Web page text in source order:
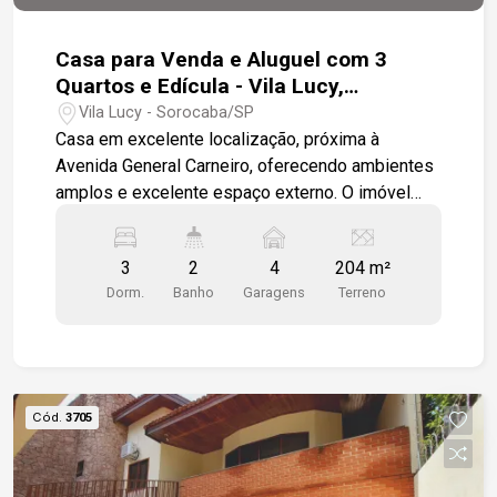
Casa para Venda e Aluguel com 3
Quartos e Edícula - Vila Lucy,
Sorocaba/SP
Vila Lucy - Sorocaba/SP
Casa em excelente localização, próxima à
Avenida General Carneiro, oferecendo ambientes
amplos e excelente espaço externo. O imóvel
banheiros Área de serviço Quintal amplo Edícula
com quarto, banheiro e lavanderia Recuo frontal
com espaço para estacionamento Diferenciais:
Fácil acesso a comércios, escolas e serviços
3
Dorm.
2
Banho
4
Garagens
204 m²
Terreno
Cód. 3705